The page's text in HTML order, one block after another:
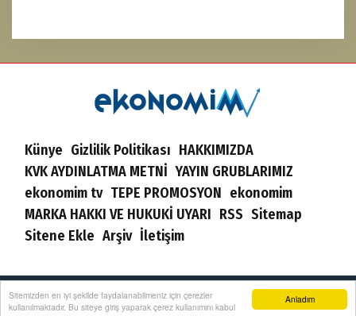
Anladım
Sitemizden en iyi şekilde faydalanabilmeniz için çerezler
kullanılmaktadır. Bu siteye giriş yaparak çerez kullanımını kabul
Künye Gizlilik Politikası HAKKIMIZDA
KVK AYDINLATMA METNİ YAYIN GRUBLARIMIZ
ekonomim tv TEPE PROMOSYON ekonomim
MARKA HAKKI VE HUKUKİ UYARI RSS Sitemap
Sitene Ekle Arşiv İletişim
Ekonomim | Yazılım:Onemsoft